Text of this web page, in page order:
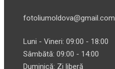
fotoliumoldova@gmail.com
Luni - Vineri: 09:00 - 18:00
Sâmbătă: 09:00 - 14:00
Duminică: Zi liberă